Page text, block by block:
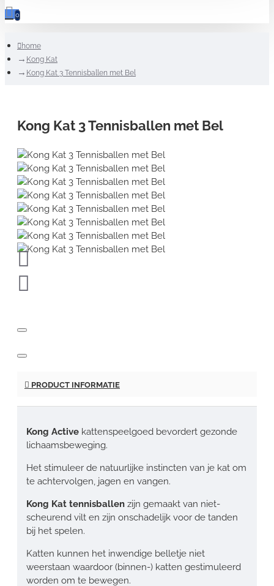
0
home
Kong Kat
Kong Kat 3 Tennisballen met Bel
Kong Kat 3 Tennisballen met Bel
PRODUCT INFORMATIE
Kong Active kattenspeelgoed bevordert gezonde
lichaamsbeweging.
Het stimuleer de natuurlijke instincten van je kat om
te achtervolgen, jagen en vangen.
Kong Kat tennisballen zijn gemaakt van niet-
scheurend vilt en zijn onschadelijk voor de tanden
bij het spelen.
Katten kunnen het inwendige belletje niet
weerstaan waardoor (binnen-) katten gestimuleerd
worden om te bewegen.